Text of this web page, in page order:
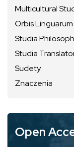
Multicultural
Orbis Linguarum
Studia
Studia
Sudety
Znaczenia
Open